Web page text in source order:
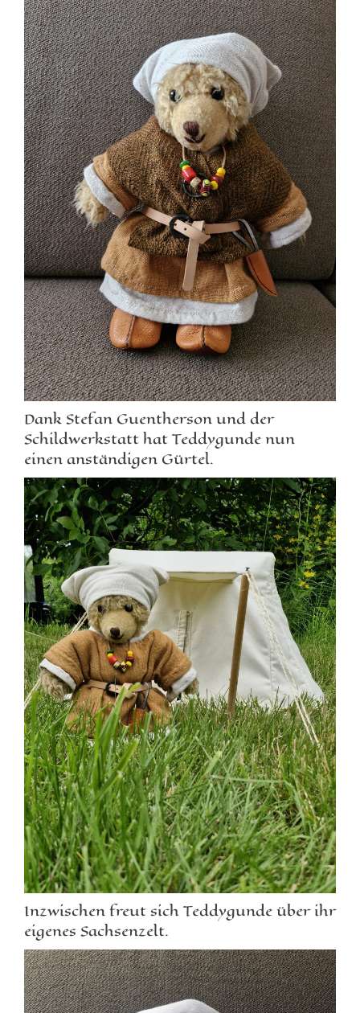
Dank Stefan Guentherson und der
Schildwerkstatt hat Teddygunde nun
einen anständigen Gürtel.
Inzwischen freut sich Teddygunde über ihr
eigenes Sachsenzelt.